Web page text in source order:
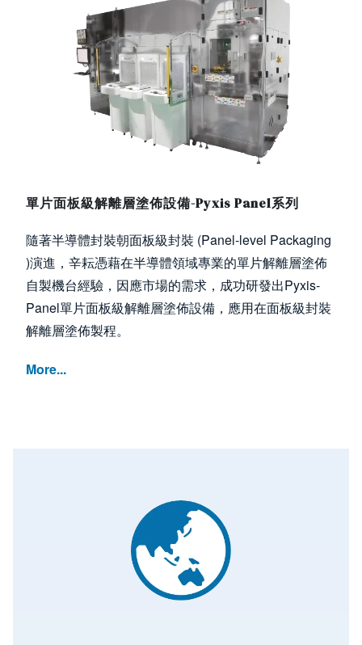
單片面板級解離層塗佈設備-Pyxis Panel系列
隨著半導體封裝朝面板級封裝 (Panel-level Packaging
)演進，辛耘憑藉在半導體領域專業的單片解離層塗佈
自製機台經驗，因應市場的需求，成功研發出Pyxis-
Panel單片面板級解離層塗佈設備，應用在面板級封裝
解離層塗佈製程。
More...